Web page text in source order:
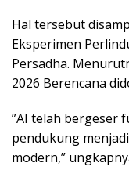
Hal tersebut
Eksperimen
Persadha.
2026 Berencana
”AI telah bergeser
pendukung
modern,”